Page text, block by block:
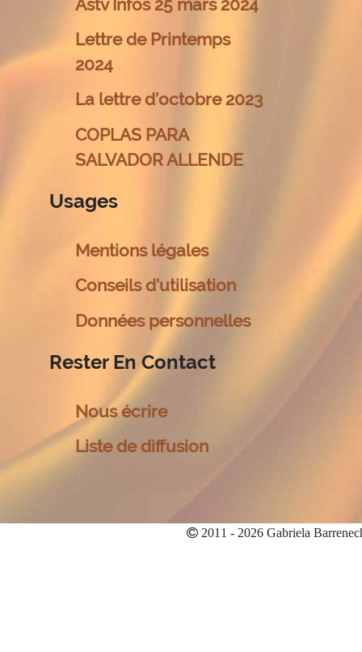
Astv Infos 25 mars 2024
Lettre de Printemps
2024
La lettre d’octobre 2023
COPLAS PARA
SALVADOR ALLENDE
Usages
Mentions légales
Conseils d’utilisation
Données personnelles
Rester En Contact
Nous écrire
Liste de diffusion
2011 - 2026 Gabriela